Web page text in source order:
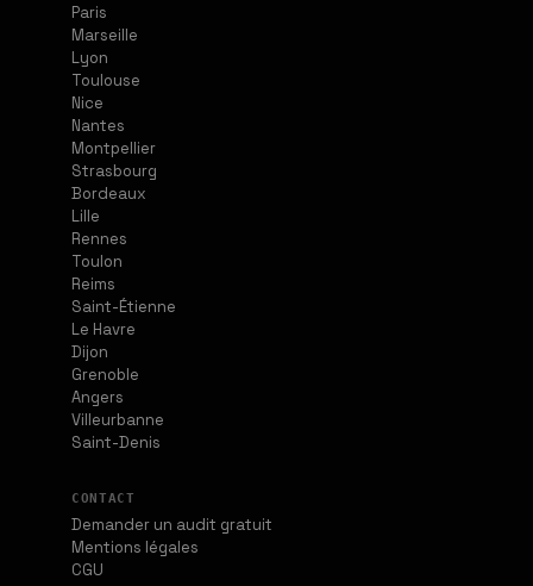
Paris
Marseille
Lyon
Toulouse
Nice
Nantes
Montpellier
Strasbourg
Bordeaux
Lille
Rennes
Toulon
Reims
Saint-Étienne
Le Havre
Dijon
Grenoble
Angers
Villeurbanne
Saint-Denis
CONTACT
Demander un audit gratuit
Mentions légales
CGU